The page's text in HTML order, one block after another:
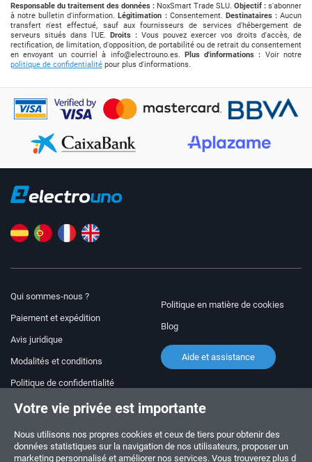
Responsable du traitement des données : NoxSmart Trade SLU. Objectif : s'abonner
à notre bulletin d'information.Légitimation :Consentement. Destinataires :Aucun
transfert n'est effectué, sauf aux fournisseurs de services d'hébergement de
serveurs situés dans l'UE. Droits : Vous pouvez exercer vos droits d'accès, de
rectification, de limitation, d'opposition, de portabilité ou de retrait du consentement
en envoyant un courriel à info@electrouno.es. Plus d'informations : Voir notre
politique de confidentialité pour plus d'informations.
Qui sommes-nous ?
Paiement et expédition
Avis juridique
Modalités et conditions
Politique de confidentialité
Politique en matière de cookies
Blog
Aide et assistance
COMMANDES ET QUESTIONS
+34 910 600 459
+34 622 219 640
Suivez-nous !
Votre vie privée est importante
Nous utilisons nos propres cookies et ceux de tiers pour obtenir des
données statistiques sur la navigation de nos utilisateurs, proposer un
marketing personnalisé et améliorer nos services. Vous trouverez plus d